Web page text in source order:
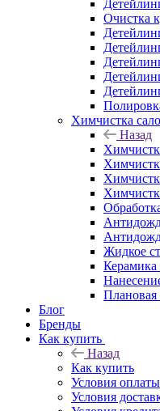
Очистка
Химчистка
Назад
Жидкое
Керамика
Блог
Бренды
Как купить
Назад
Как купить
Условия оплаты
Условия